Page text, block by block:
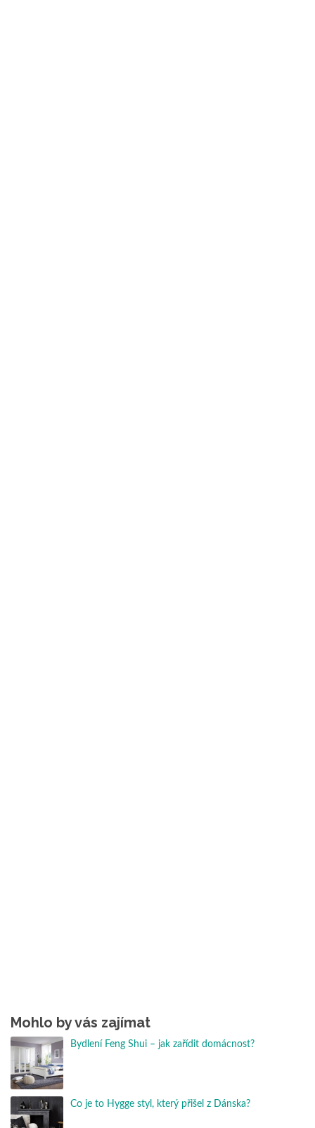
Mohlo by vás zajímat
Bydlení Feng Shui – jak zařídit domácnost?
Co je to Hygge styl, který přišel z Dánska?